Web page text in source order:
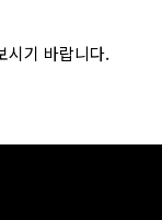
시기 바랍니다.